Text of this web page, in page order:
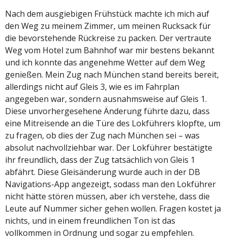
Nach dem ausgiebigen Frühstück machte ich mich auf
den Weg zu meinem Zimmer, um meinen Rucksack für
die bevorstehende Rückreise zu packen. Der vertraute
Weg vom Hotel zum Bahnhof war mir bestens bekannt
und ich konnte das angenehme Wetter auf dem Weg
genießen. Mein Zug nach München stand bereits bereit,
allerdings nicht auf Gleis 3, wie es im Fahrplan
angegeben war, sondern ausnahmsweise auf Gleis 1.
Diese unvorhergesehene Änderung führte dazu, dass
eine Mitreisende an die Türe des Lokführers klopfte, um
zu fragen, ob dies der Zug nach München sei – was
absolut nachvollziehbar war. Der Lokführer bestätigte
ihr freundlich, dass der Zug tatsächlich von Gleis 1
abfährt. Diese Gleisänderung wurde auch in der DB
Navigations-App angezeigt, sodass man den Lokführer
nicht hätte stören müssen, aber ich verstehe, dass die
Leute auf Nummer sicher gehen wollen. Fragen kostet ja
nichts, und in einem freundlichen Ton ist das
vollkommen in Ordnung und sogar zu empfehlen.